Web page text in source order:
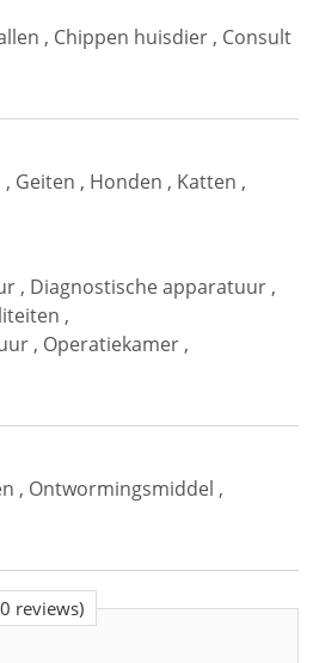
, Chippen huisdier , Consult
, Geiten , Honden , Katten ,
, Diagnostische apparatuur ,
,
, Operatiekamer ,
, Ontwormingsmiddel ,
reviews)